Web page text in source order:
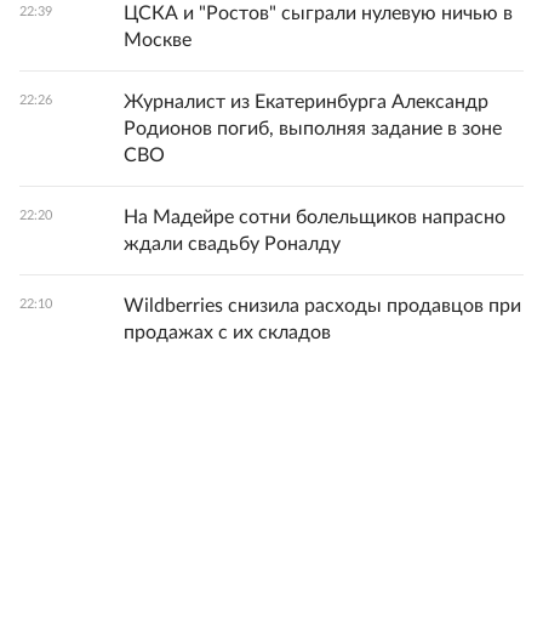
22:39
ЦСКА и "Ростов" сыграли нулевую ничью в
Москве
22:26
Журналист из Екатеринбурга Александр
Родионов погиб, выполняя задание в зоне
СВО
22:20
На Мадейре сотни болельщиков напрасно
ждали свадьбу Роналду
22:10
Wildberries снизила расходы продавцов при
продажах с их складов